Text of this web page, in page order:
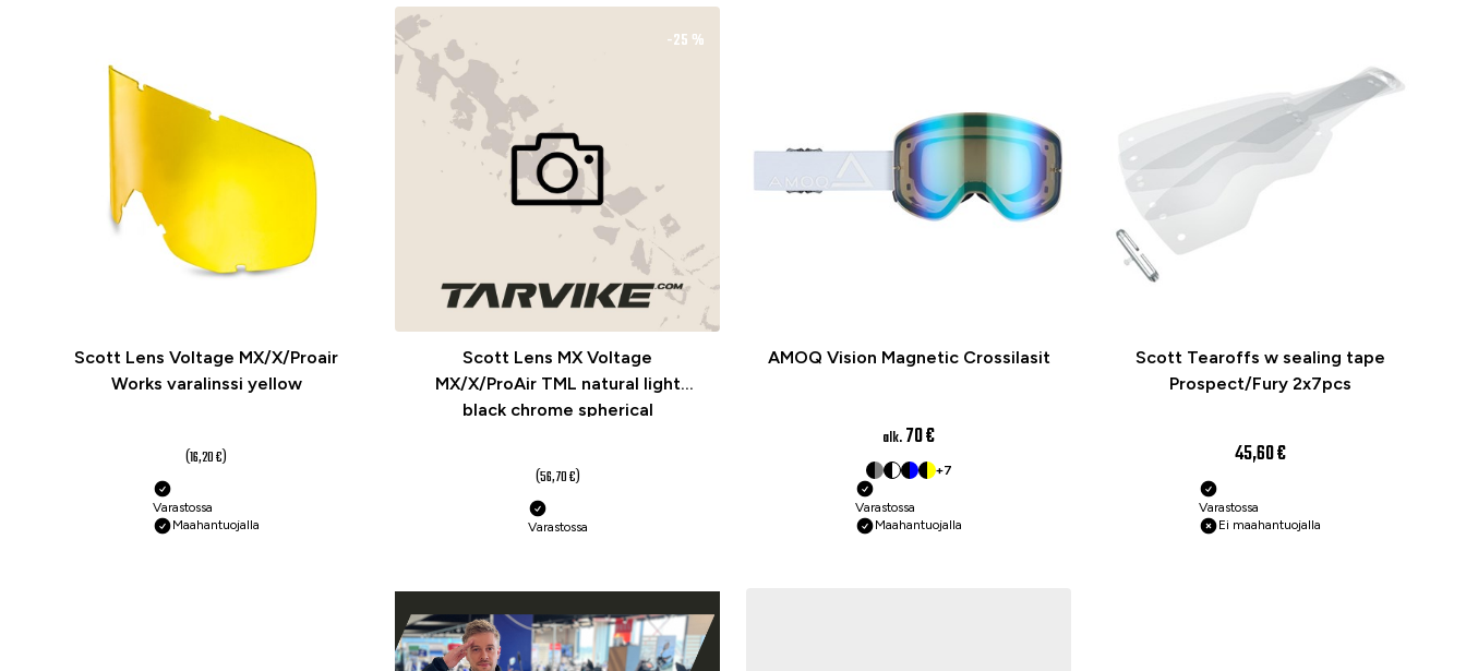
Scott Lens Voltage MX/X/Proair
Works varalinssi yellow
(16,20 €)
Varastossa
Maahantuojalla
-25 %
Scott Lens MX Voltage
MX/X/ProAir TML natural light
black chrome spherical
(56,70 €)
Varastossa
AMOQ Vision Magnetic Crossilasit
alk. 70 €
+7
Varastossa
Maahantuojalla
Scott Tearoffs w sealing tape
Prospect/Fury 2x7pcs
45,60 €
Varastossa
Ei maahantuojalla